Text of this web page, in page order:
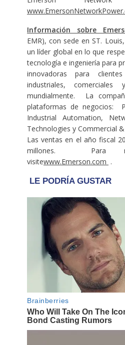
Información sobre
EMR), con sede en ST.
un líder global en lo que
tecnología e ingeniería para
innovadoras para
industriales, comerciales
mundialmente. La
plataformas de negocios:
Industrial Automation,
Technologies y Commercial
Las ventas en el año fiscal
millones. Para
visitewww.Emerson.com .